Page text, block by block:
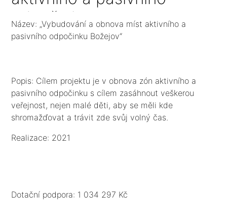
odpočinku
Název: „Vybudování a obnova míst aktivního a
pasivního odpočinku Božejov“
Popis: Cílem projektu je v obnova zón aktivního a
pasivního odpočinku s cílem zasáhnout veškerou
veřejnost, nejen malé děti, aby se měli kde
shromažďovat a trávit zde svůj volný čas.
Realizace: 2021
Dotační podpora: 1 034 297 Kč